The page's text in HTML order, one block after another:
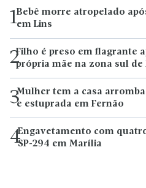
1Bebê morre atropelado
em Lins
2Filho é preso em flagrante
própria mãe na zona sul de
3Mulher tem a casa
e estuprada em Fernão
4Engavetamento com
SP-294 em Marília